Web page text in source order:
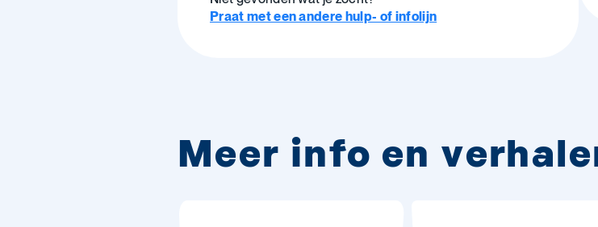
Praat met een andere hulp- of infolijn
Meer info en